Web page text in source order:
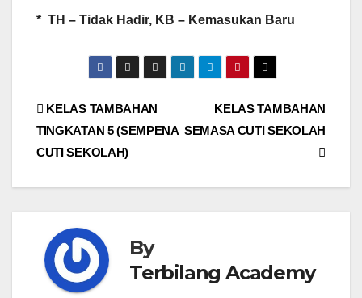
* TH – Tidak Hadir, KB – Kemasukan Baru
Post
navigation
KELAS TAMBAHAN
SEMASA CUTI SEKOLAH
KELAS TAMBAHAN
TINGKATAN 5 (SEMPENA
CUTI SEKOLAH)
By
Terbilang Academy